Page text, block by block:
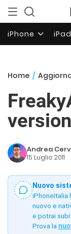
iPhone iPad
Home /
Andrea
15 Luglio 2011
Nuovo
iPhoneItalia
nuovo e
e potrai
Prova la